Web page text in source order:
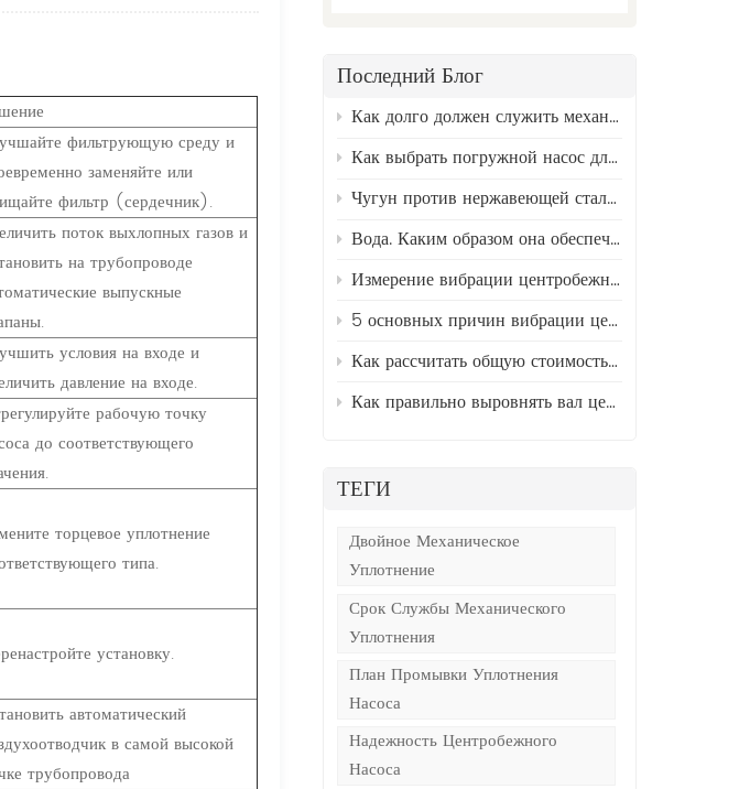
Последний Блог
Как долго должен служить механический уплотнитель? Факторы, влияющие на его состояние, и руководство по замене.
Как выбрать погружной насос для скважины?
Чугун против нержавеющей стали 316 — лучший материал для насосов для сточных вод.
Вода. Каким образом она обеспечивает бесперебойную работу промышленных предприятий?
Измерение вибрации центробежных насосов и анализ типичных неисправностей.
5 основных причин вибрации центробежных насосов и способы их устранения.
Как рассчитать общую стоимость владения (TCO) промышленными насосами
Как правильно выровнять вал центробежного насоса и двигателя за 5 простых шагов
ТЕГИ
Двойное Механическое
Уплотнение
Срок Службы Механического
Уплотнения
План Промывки Уплотнения
Насоса
Надежность Центробежного
Насоса
фильтрующую среду и
заменяйте или
фильтр (сердечник).
поток выхлопных газов и
на трубопроводе
выпускные
условия на входе и
давление на входе.
рабочую точку
до соответствующего
торцевое уплотнение
типа.
установку.
автоматический
в самой высокой
трубопровода